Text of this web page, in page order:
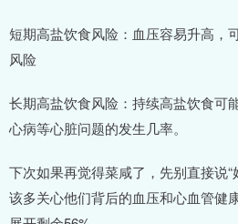
短期高盐饮食风险：血压容易升高，
风险
长期高盐饮食风险：持续高盐饮食可
心病等心脏问题的发生几率。
下次如果再觉得菜咸了，先别直接说“
该多关心他们背后的血压和心血管健康